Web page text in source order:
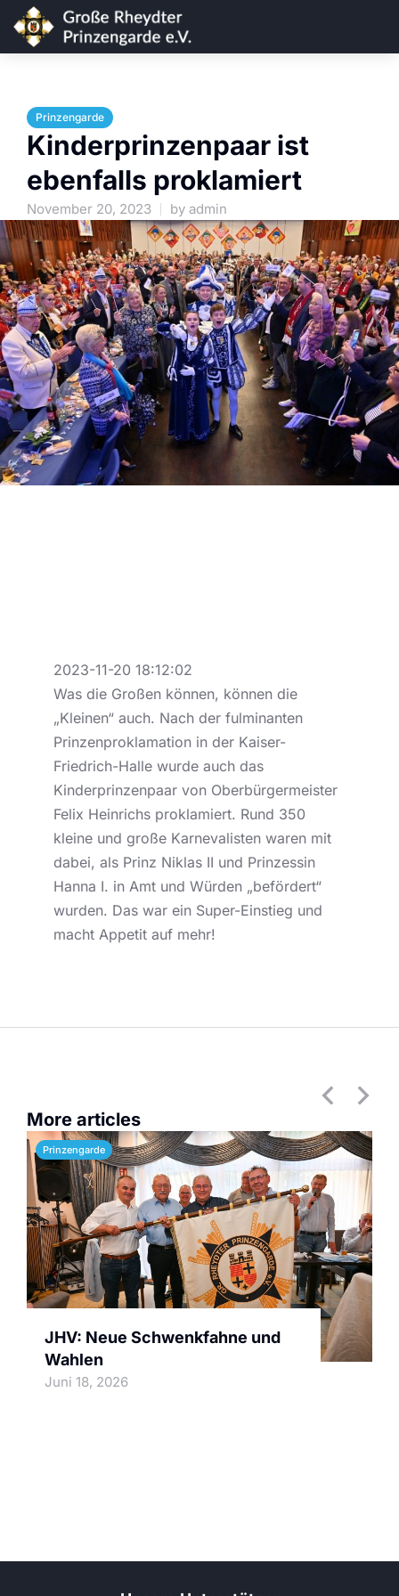
Prinzengarde
Kinderprinzenpaar ist
ebenfalls proklamiert
November 20, 2023 by admin
2023-11-20 18:12:02
Was die Großen können, können die
„Kleinen“ auch. Nach der fulminanten
Prinzenproklamation in der Kaiser-
Friedrich-Halle wurde auch das
Kinderprinzenpaar von Oberbürgermeister
Felix Heinrichs proklamiert. Rund 350
kleine und große Karnevalisten waren mit
dabei, als Prinz Niklas II und Prinzessin
Hanna I. in Amt und Würden „befördert“
wurden. Das war ein Super-Einstieg und
macht Appetit auf mehr!
More articles
Prinzengarde
JHV: Neue Schwenkfahne und
Wahlen
Juni 18, 2026